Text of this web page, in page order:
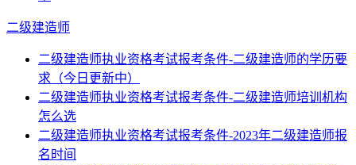
二级建造师
二级建造师执业资格考试报考条件-二级建造师的学历要
求（今日更新中）
二级建造师执业资格考试报考条件-二级建造师培训机构
怎么选
二级建造师执业资格考试报考条件-2023年二级建造师报
名时间